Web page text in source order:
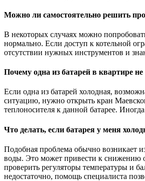
Можно ли самостоятельно решить
В некоторых случаях можно
нормально. Если доступ к котельной
отсутствии нужных инструментов и
Почему одна из батарей в квартире
Если одна из батарей холодная,
ситуацию, нужно открыть кран
теплоносителя к данной батарее.
Что делать, если батарея у меня
Подобная проблема обычно возникает
воды. Это может привести к снижению
проверить регуляторы температуры и
недостаточно, помощь специалиста